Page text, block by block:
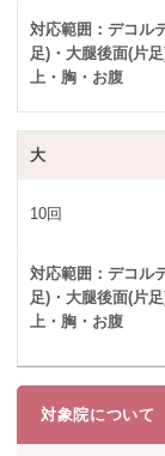
対応範囲：デコル
足)・ 大腿後面(片
上・胸・お腹
大
10回
対応範囲：デコル
足)・ 大腿後面(片
上・胸・お腹
対象院について